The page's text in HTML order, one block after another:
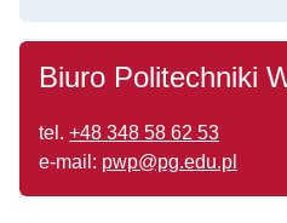
Biuro Politechniki
tel. +48 348 58 62 53
e-mail: pwp@pg.edu.pl